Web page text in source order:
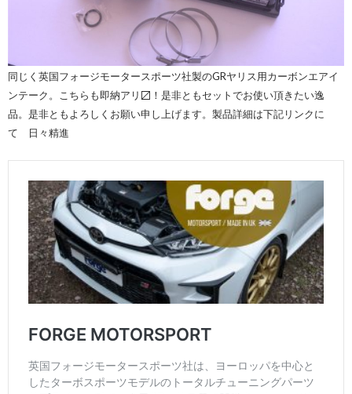
同じく英国フォージモータースポーツ社製のGRヤリス用カーボンエアイ
ンテーク。こちらも即納アリ〼！是非ともセットでお使い頂きたい逸
品。是非ともよろしくお願い申し上げます。製品詳細は下記リンクに
て 日々精進